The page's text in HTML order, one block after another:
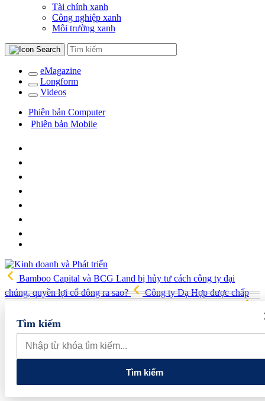
Tài chính xanh
Công nghiệp xanh
Môi trường xanh
eMagazine
Longform
Videos
Phiên bản Computer
Phiên bản Mobile
Bamboo Capital và BCG Land bị hủy tư cách công ty đại
chúng, quyền lợi cổ đông ra sao?
Công ty Dạ Hợp được chấp
Gia đình Chủ tịch DIC Corp tiếp tục bị bán giải chấp hơn 8 triệu cổ
phiếu, doanh nghiệp mới hoàn thành khoảng 1/4 kế hoạch năm
Giá vàng sáng nay (7/8): Vàng SJC quay đầu giảm sâu
các cơ chế, chính sách đặc thù để thúc đẩy phát triển khu kinh tế đặc
Tìm kiếm
Tìm kiếm